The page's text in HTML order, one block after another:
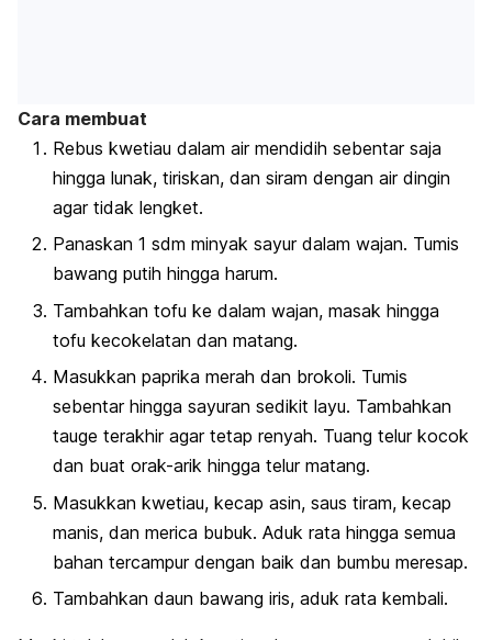
Cara membuat
Rebus kwetiau dalam air mendidih sebentar saja
hingga lunak, tiriskan, dan siram dengan air dingin
agar tidak lengket.
Panaskan 1 sdm minyak sayur dalam wajan. Tumis
bawang putih hingga harum.
Tambahkan tofu ke dalam wajan, masak hingga
tofu kecokelatan dan matang.
Masukkan paprika merah dan brokoli. Tumis
sebentar hingga sayuran sedikit layu. Tambahkan
tauge terakhir agar tetap renyah. Tuang telur kocok
dan buat orak-arik hingga telur matang.
Masukkan kwetiau, kecap asin, saus tiram, kecap
manis, dan merica bubuk. Aduk rata hingga semua
bahan tercampur dengan baik dan bumbu meresap.
Tambahkan daun bawang iris, aduk rata kembali.